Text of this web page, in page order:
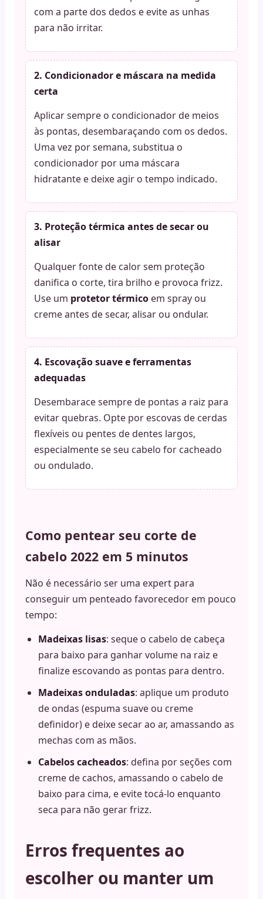
com a parte dos dedos e evite as unhas
para não irritar.
2. Condicionador e máscara na medida
certa
Aplicar sempre o condicionador de meios
às pontas, desembaraçando com os dedos.
Uma vez por semana, substitua o
condicionador por uma máscara
hidratante e deixe agir o tempo indicado.
3. Proteção térmica antes de secar ou
alisar
Qualquer fonte de calor sem proteção
danifica o corte, tira brilho e provoca frizz.
Use um protetor térmico em spray ou
creme antes de secar, alisar ou ondular.
4. Escovação suave e ferramentas
adequadas
Desembarace sempre de pontas a raiz para
evitar quebras. Opte por escovas de cerdas
flexíveis ou pentes de dentes largos,
especialmente se seu cabelo for cacheado
ou ondulado.
Como pentear seu corte de
cabelo 2022 em 5 minutos
Não é necessário ser uma expert para
conseguir um penteado favorecedor em pouco
tempo:
Madeixas lisas: seque o cabelo de cabeça
para baixo para ganhar volume na raiz e
finalize escovando as pontas para dentro.
Madeixas onduladas: aplique um produto
de ondas (espuma suave ou creme
definidor) e deixe secar ao ar, amassando as
mechas com as mãos.
Cabelos cacheados: defina por seções com
creme de cachos, amassando o cabelo de
baixo para cima, e evite tocá-lo enquanto
seca para não gerar frizz.
Erros frequentes ao
escolher ou manter um